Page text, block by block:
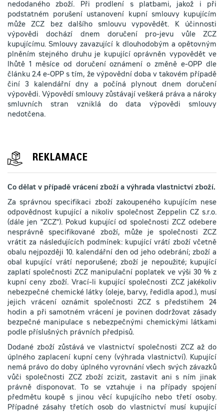
nedodaného zboží. Při prodlení s platbami, jakož i při
podstatném porušení ustanovení kupní smlouvy kupujícím
může ZCZ bez dalšího smlouvu vypovědět. K účinnosti
výpovědi dochází dnem doručení pro-jevu vůle ZCZ
kupujícímu. Smlouvy zavazující k dlouhodobým a opětovným
plněním stejného druhu je kupující oprávněn vypovědět ve
lhůtě 1 měsíce od doručení oznámení o změně e-OPP dle
článku 2.4 e-OPP s tím, že výpovědní doba v takovém případě
činí 3 kalendářní dny a počíná plynout dnem doručení
výpovědi. Výpovědí smlouvy zůstávají veškerá práva a nároky
smluvních stran vzniklá do data výpovědi smlouvy
nedotčena.
REKLAMACE
Co dělat v případě vrácení zboží a výhrada vlastnictví zboží.
Za správnou specifikaci zboží zakoupeného kupujícím nese
odpovědnost kupující a nikoliv společnost Zeppelin CZ s.r.o.
(dále jen "ZCZ"). Pokud kupující od společnosti ZCZ odebere
nesprávně specifikované zboží, může je společnosti ZCZ
vrátit za následujících podmínek: kupující vrátí zboží včetně
obalu nejpozději 10. kalendářní den od jeho odebrání; zboží a
obal kupující vrátí neporušené; zboží je nepoužité; kupující
zaplatí společnosti ZCZ manipulační poplatek ve výši 30 % z
kupní ceny zboží. Vrací-li kupující společnosti ZCZ jakékoliv
nebezpečné chemické látky (oleje, barvy, ředidla apod.), musí
jejich vrácení oznámit společnosti ZCZ s předstihem 24
hodin a při samotném vrácení je povinen dodržovat zásady
bezpečné manipulace s nebezpečnými chemickými látkami
podle příslušných právních předpisů.
Dodané zboží zůstává ve vlastnictví společnosti ZCZ až do
úplného zaplacení kupní ceny (výhrada vlastnictví). Kupující
nemá právo do doby úplného vyrovnání všech svých závazků
vůči společnosti ZCZ zboží zcizit, zastavit ani s ním jinak
právně disponovat. To se vztahuje i na případy spojení
předmětu koupě s jinou věcí kupujícího nebo třetí osoby.
Případné zásahy třetích osob do vlastnictví musí kupující